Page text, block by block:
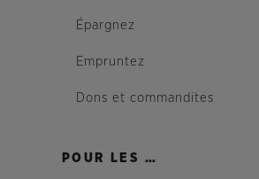
Épargnez
Empruntez
Dons et commandites
POUR LES …